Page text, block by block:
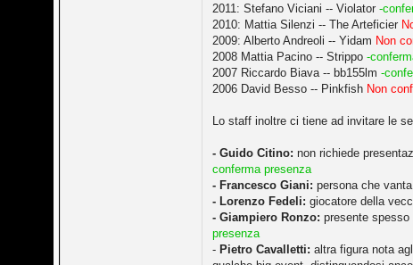
2011: Stefano Viciani -- Violator-
2010: Mattia Silenzi -- The Arteficier
2009: Alberto Andreoli -- Yidam Non
2008 Mattia Pacino -- Strippo-
2007 Riccardo Biava -- bb155lm-
2006 David Besso -- Pinkfish Non
Lo staff inoltre ci tiene ad invitare le
- Guido Citino: non richiede
conferma presenza
- Francesco Giani: persona che
- Lorenzo Fedeli: giocatore della
- Giampiero Ronzo: presente
presenza
- Pietro Cavalletti: altra figura nota